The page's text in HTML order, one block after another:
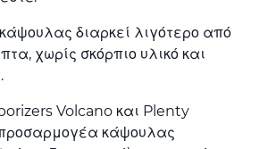
διαρκεί λιγότερο από
χωρίς σκόρπιο υλικό και
Volcano και Plenty
κάψουλας